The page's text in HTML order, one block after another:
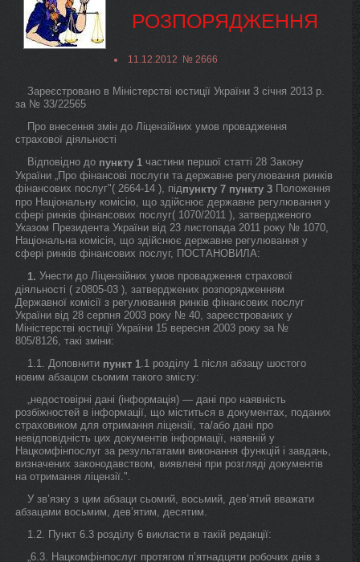
РОЗПОРЯДЖЕННЯ
11.12.2012 № 2666
Зареєстровано в Міністерстві юстиції України 3 січня 2013 р.
за № 33/22565
Про внесення змін до Ліцензійних умов провадження
страхової діяльності
Відповідно до пункту 1 частини першої статті 28 Закону
України „Про фінансові послуги та державне регулювання ринків
фінансових послуг"( 2664-14 ), підпункту 7 пункту 3 Положення
про Національну комісію, що здійснює державне регулювання у
сфері ринків фінансових послуг( 1070/2011 ), затвердженого
Указом Президента України від 23 листопада 2011 року № 1070,
Національна комісія, що здійснює державне регулювання у
сфері ринків фінансових послуг, ПОСТАНОВИЛА:
1. Унести до Ліцензійних умов провадження страхової
діяльності ( z0805-03 ), затверджених розпорядженням
Державної комісії з регулювання ринків фінансових послуг
України від 28 серпня 2003 року № 40, зареєстрованих у
Міністерстві юстиції України 15 вересня 2003 року за №
805/8126, такі зміни:
1.1. Доповнити пункт 1.1 розділу 1 після абзацу шостого
новим абзацом сьомим такого змісту:
„недостовірні дані (інформація) — дані про наявність
розбіжностей в інформації, що міститься в документах, поданих
страховиком для отримання ліцензії, та/або дані про
невідповідність цих документів інформації, наявній у
Нацкомфінпослуг за результатами виконання функцій і завдань,
визначених законодавством, виявлені при розгляді документів
на отримання ліцензії.".
У зв’язку з цим абзаци сьомий, восьмий, дев’ятий вважати
абзацами восьмим, дев’ятим, десятим.
1.2. Пункт 6.3 розділу 6 викласти в такій редакції:
„6.3. Нацкомфінпослуг протягом п’ятнадцяти робочих днів з